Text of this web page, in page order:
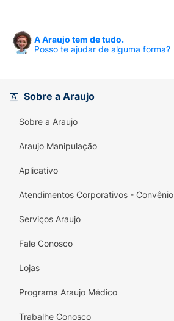
A Araujo tem de tudo.
Posso te ajudar de alguma forma?
Sobre a Araujo
Sobre a Araujo
Araujo Manipulação
Aplicativo
Atendimentos Corporativos - Convênio
Serviços Araujo
Fale Conosco
Lojas
Programa Araujo Médico
Trabalhe Conosco